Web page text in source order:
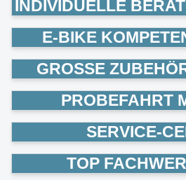
INDIVIDUELLE
E-BIKE
GROSSE
PROBEFAHRT
SERVICE-
TOP